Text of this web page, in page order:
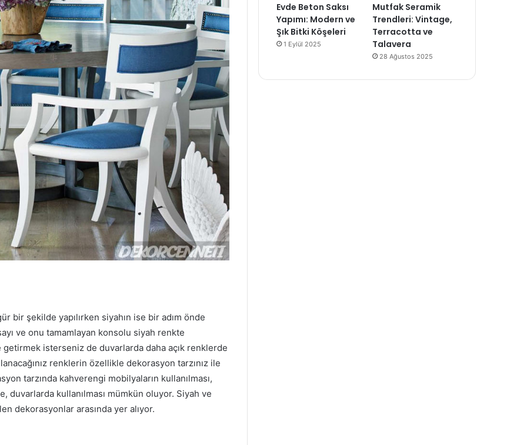
bir şekilde yapılırken siyahın ise bir adım önde
ve onu tamamlayan konsolu siyah renkte
getirmek isterseniz de duvarlarda daha açık renklerde
renklerin özellikle dekorasyon tarzınız ile
tarzında kahverengi mobilyaların kullanılması,
duvarlarda kullanılması mümkün oluyor. Siyah ve
dekorasyonlar arasında yer alıyor.
Evde Beton Saksı
Yapımı: Modern ve
Şık Bitki Köşeleri
1 Eylül 2025
Mutfak Seramik
Trendleri: Vintage,
Terracotta ve
Talavera
28 Ağustos 2025